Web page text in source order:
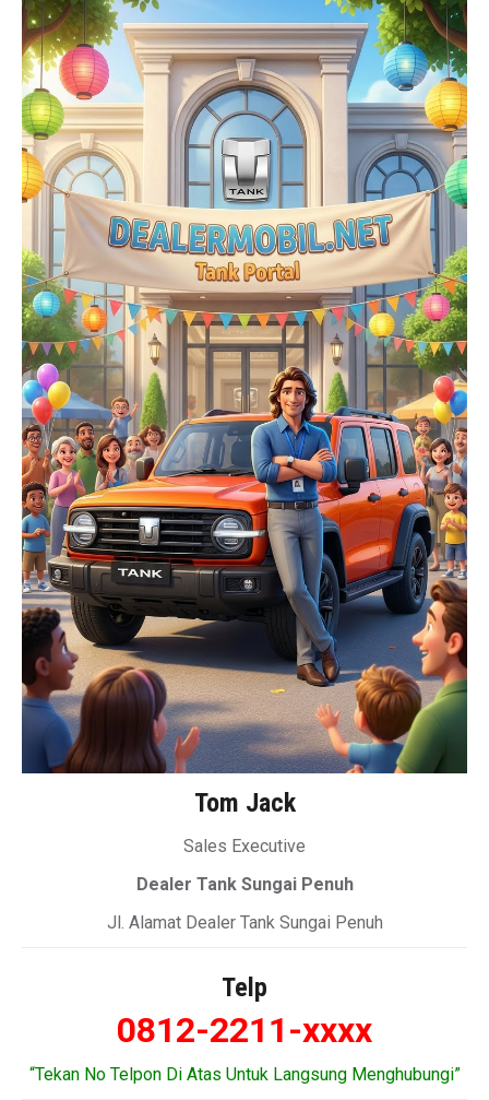
Tom Jack
Sales Executive
Dealer Tank Sungai Penuh
Jl. Alamat Dealer Tank Sungai Penuh
Telp
0812-2211-xxxx
“Tekan No Telpon Di Atas Untuk Langsung Menghubungi”